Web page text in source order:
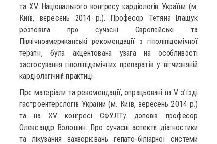
та XV Національного конгресу кардіологів України (м.
Київ, вересень 2014 р.). Професор Тетяна Ілащук
розповіла про сучасні Європейські та
Північноамериканські рекомендації з гіполіпідемічної
терапії, була акцентована увага на особливості
застосування гіполіпідемічних препаратів у вітчизняній
кардіологічній практиці.
Про матеріали та рекомендації, опрацьовані на V з’їзді
гастроентерологів України (м. Київ, вересень 2014 р.)
та на ХV конгресі СФУЛТу доповів професор
Олександр Волошин. Про сучасні аспекти діагностики
та лікування захворювань гепато-біліарної системи